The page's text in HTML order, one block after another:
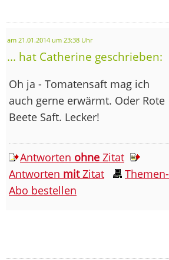
am 21.01.2014 um 23:38 Uhr
... hat Catherine geschrieben:
Oh ja - Tomatensaft mag ich
auch gerne erwärmt. Oder Rote
Beete Saft. Lecker!
Antworten ohne Zitat
Antworten mitZitat
Themen-
Abo bestellen